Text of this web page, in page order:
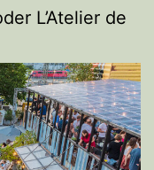
L’Atelier de